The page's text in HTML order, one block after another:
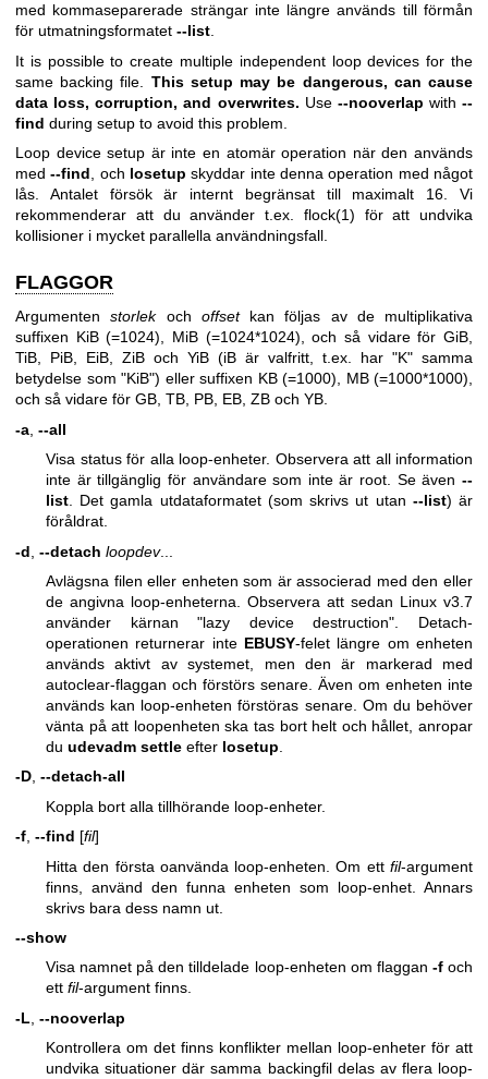
med kommaseparerade strängar inte längre används till förmån
för utmatningsformatet --list
It is possible to create multiple independent loop devices for the
same backing file. This setup may be dangerous, can cause
data loss, corruption, and overwrites. Use --nooverlap with --
find during setup to avoid this problem.
Loop device setup är inte en atomär operation när den används
med--find , och losetup skyddar inte denna operation med något
lås. Antalet försök är internt begränsat till maximalt 16. Vi
rekommenderar att du använder t.ex. flock(1) för att undvika
kollisioner i mycket parallella användningsfall.
FLAGGOR
Argumentenstorlekoch offsetkan följas av de multiplikativa
suffixen KiB (=1024), MiB (=1024*1024), och så vidare för GiB,
TiB, PiB, EiB, ZiB och YiB (iB är valfritt, t.ex. har "K" samma
betydelse som "KiB") eller suffixen KB (=1000), MB (=1000*1000),
och så vidare för GB, TB, PB, EB, ZB och YB.
-a --all
Visa status för alla loop-enheter. Observera att all information
inte är tillgänglig för användare som inte är root. Se även --
list. Det gamla utdataformatet (som skrivs ut utan --list) är
föråldrat.
-d --detach loopdev...
Avlägsna filen eller enheten som är associerad med den eller
de angivna loop-enheterna. Observera att sedan Linux v3.7
använder kärnan "lazy device destruction". Detach-
operationen returnerar inte EBUSY-felet längre om enheten
används aktivt av systemet, men den är markerad med
autoclear-flaggan och förstörs senare. Även om enheten inte
används kan loop-enheten förstöras senare. Om du behöver
vänta på att loopenheten ska tas bort helt och hållet, anropar
du udevadm settle efter losetup
-D, --detach-all
Koppla bort alla tillhörande loop-enheter.
-f, --find [fil]
Hitta den första oanvända loop-enheten. Om ett fil-argument
finns, använd den funna enheten som loop-enhet. Annars
skrivs bara dess namn ut.
--show
Visa namnet på den tilldelade loop-enheten om flaggan -foch
ett fil-argument finns.
-L --nooverlap
Kontrollera om det finns konflikter mellan loop-enheter för att
undvika situationer där samma backingfil delas av flera loop-